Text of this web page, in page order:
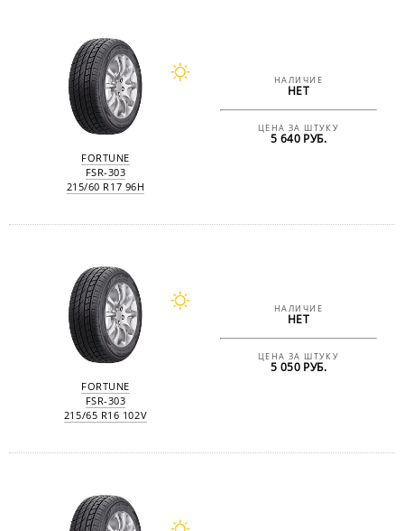
FORTUNE
FSR-303
215/60 R17 96H
НАЛИЧИЕ
НЕТ
ЦЕНА ЗА ШТУКУ
5 640 РУБ.
FORTUNE
FSR-303
215/65 R16 102V
НАЛИЧИЕ
НЕТ
ЦЕНА ЗА ШТУКУ
5 050 РУБ.